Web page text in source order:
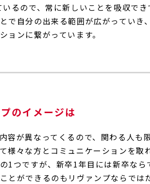
るので、常に新しいことを吸収で
で自分の出来る範囲が広がっていき
ョンに繋がっています。
のイメージは
容が異なってくるので、関わる人も
様々な方とコミュニケーションを取
1つですが、新卒1年目には新卒なら
とができるのもリヴァンプならでは